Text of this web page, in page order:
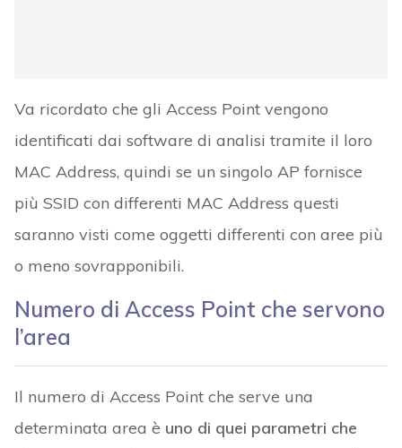
Va ricordato che gli Access Point vengono
identificati dai software di analisi tramite il loro
MAC Address, quindi se un singolo AP fornisce
più SSID con differenti MAC Address questi
saranno visti come oggetti differenti con aree più
o meno sovrapponibili.
Numero di Access Point che servono
l’area
Il numero di Access Point che serve una
determinata area è uno di quei parametri che